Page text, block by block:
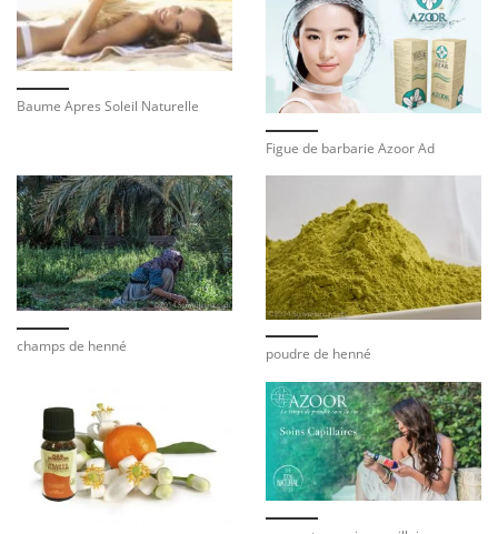
Baume Apres Soleil Naturelle
Figue de barbarie Azoor Ad
champs de henné poudre de henné